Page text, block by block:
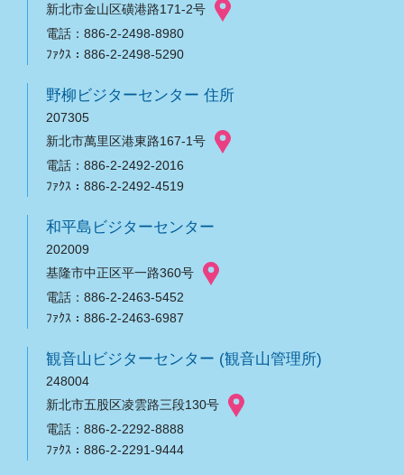
新北市金山区磺港路171-2号
電話：886-2-2498-8980
ﾌｧｸｽ：886-2-2498-5290
野柳ビジターセンター 住所
207305
新北市萬里区港東路167-1号
電話：886-2-2492-2016
ﾌｧｸｽ：886-2-2492-4519
和平島ビジターセンター
202009
基隆市中正区平一路360号
電話：886-2-2463-5452
ﾌｧｸｽ：886-2-2463-6987
観音山ビジターセンター (観音山管理所)
248004
新北市五股区凌雲路三段130号
電話：886-2-2292-8888
ﾌｧｸｽ：886-2-2291-9444